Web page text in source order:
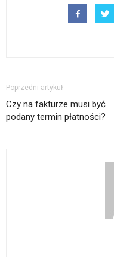
Poprzedni artykuł
Czy na fakturze musi być
podany termin płatności?